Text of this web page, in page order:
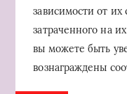
зависимости от
затраченного на
вы можете быть
вознаграждены